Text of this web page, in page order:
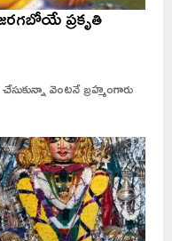
ప్రకృతి
వెంటనే బ్రహ్మంగారు